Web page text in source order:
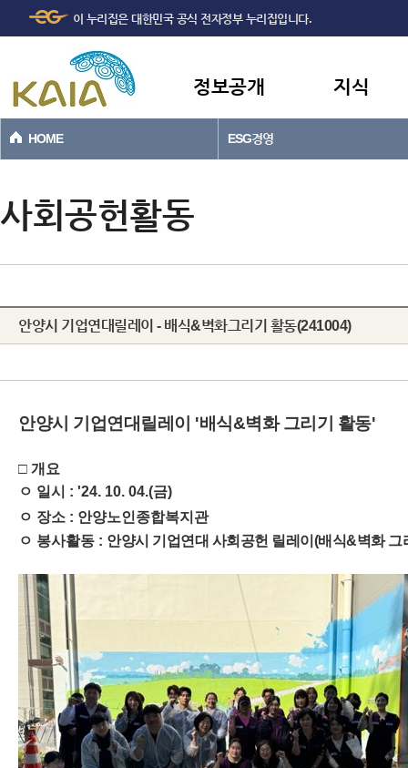
본문바로가기
이 누리집은 대한민국 공식 전자정부 누리집입니다.
정보공개 지식
HOME ESG경영
사회공헌활동
안양시 기업연대릴레이 - 배식&벽화그리기 활동(241004)
안양시 기업연대릴레이 '배식&벽화 그리기 활동'
□ ​개요
ㅇ 일시 : '24. 10. 04.(금)
ㅇ 장소 : 안양노인종합복지관
ㅇ 봉사활동 : 안양시 기업연대 사회공헌 릴레이(배식&벽화 그